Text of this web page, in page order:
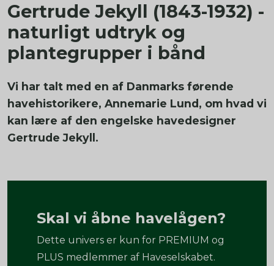
Gertrude Jekyll (1843-1932) -
naturligt udtryk og
plantegrupper i bånd
Vi har talt med en af Danmarks førende
havehistorikere, Annemarie Lund, om hvad vi
kan lære af den engelske havedesigner
Gertrude Jekyll.
Skal vi åbne havelågen?
Dette univers er kun for PREMIUM og
PLUS medlemmer af Haveselskabet.